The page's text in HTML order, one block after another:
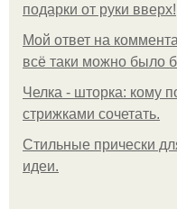
подарки от руки вверх!
Мой ответ на
всё таки можно было
Челка - шторка: кому
стрижками сочетать.
Стильные прически
идеи.